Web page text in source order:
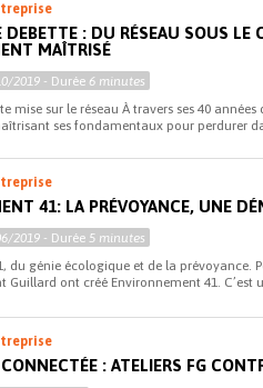
DEBETTE : DU RÉSEAU SOUS LE
MAÎTRISÉ
2019 - Durée 6 minutes
mise sur le réseau À travers ses 40
ses fondamentaux pour perdurer
41: LA PRÉVOYANCE, UNE
2019 - Durée 5 minutes
du génie écologique et de la prévoyance.
Guillard ont créé Environnement 41. C’est
: ATELIERS FG